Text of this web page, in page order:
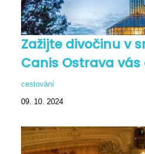
Zažijte divočinu v
Canis Ostrava vás
cestování
09. 10. 2024